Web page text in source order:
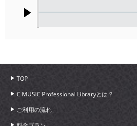
TOP
C MUSIC Professional Libraryとは？
ご利用の流れ